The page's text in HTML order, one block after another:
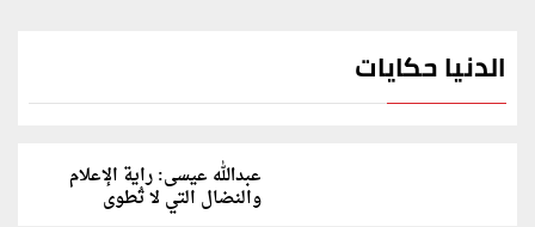
الدنيا حكايات
عبدالله عيسى: راية الإعلام
والنضال التي لا تُطوى